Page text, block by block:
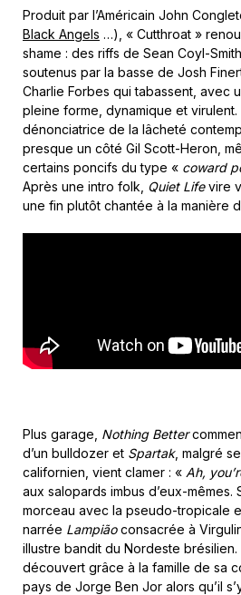
Produit par l’Américain John
Black Angels …), « Cutthroat »
shame : des riffs de Sean Coyl-
soutenus par la basse de Josh
Charlie Forbes qui tabassent, avec
pleine forme, dynamique et virulent.
dénonciatrice de la lâcheté
presque un côté Gil Scott-Heron,
certains poncifs du type « coward
Après une intro folk,
Quiet Lifevire
une fin plutôt chantée à la manière
Plus garage, Nothing Better
d’un bulldozer et Spartak, malgré
californien, vient clamer : « Ah,
aux salopards imbus d’eux-mêmes.
morceau avec la pseudo-tropicale
narrée Lampiãoconsacrée à
illustre bandit du Nordeste
découvert grâce à la famille de sa
pays de Jorge Ben Jor alors qu’il